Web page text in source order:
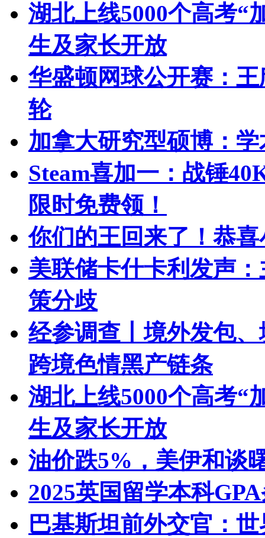
湖北上线5000个高考“
生及家长开放
华盛顿网球公开赛：
轮
加拿大研究型硕博：
Steam喜加一：战锤
限时免费领！
你们的王回来了！恭
美联储卡什卡利发声
策分歧
经参调查丨境外发包
跨境色情黑产链条
湖北上线5000个高考“
生及家长开放
油价跌5%，美伊和谈
2025英国留学本科
巴基斯坦前外交官：